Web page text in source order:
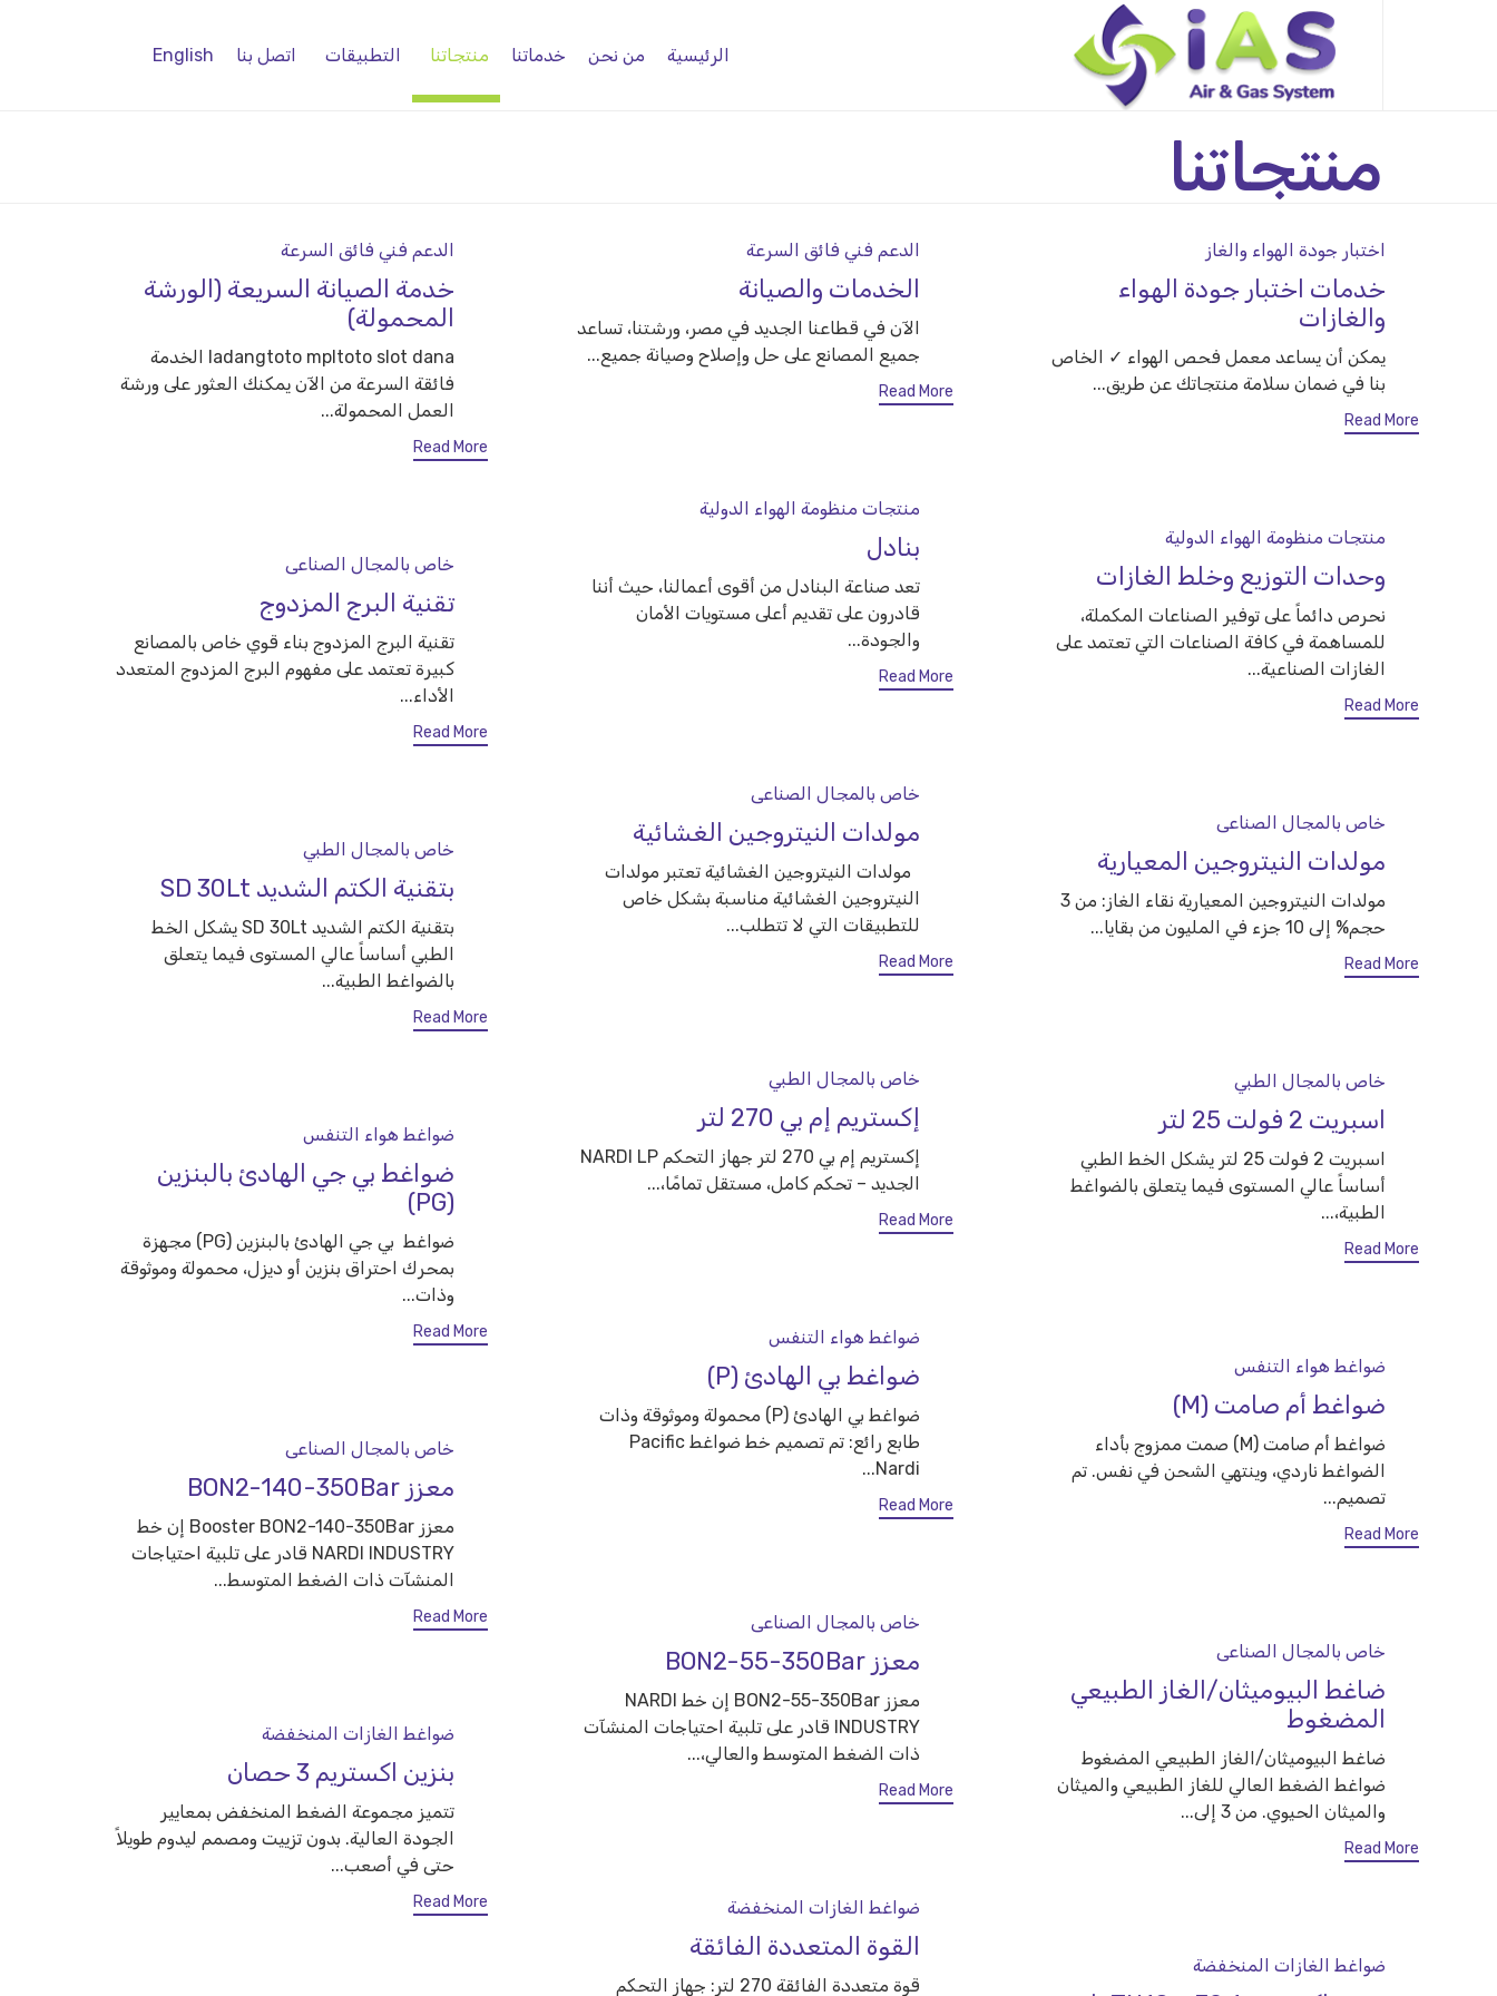
to
content
الرئيسية من نحن خدماتنا منتجاتنا التطبيقات اتصل بنا English
منتجاتنا
Category
الدعم فني فائق السرعة
خدمة الصيانة السريعة (الورشة
المحمولة)
ladangtoto mpltoto slot dana الخدمة
فائقة السرعة من الآن يمكنك العثور على ورشة
العمل المحمولة...
Read More
Category
الدعم فني فائق السرعة
الخدمات والصيانة
الآن في قطاعنا الجديد في مصر، ورشتنا، تساعد
جميع المصانع على حل وإصلاح وصيانة جميع...
Read More
Category
اختبار جودة الهواء والغاز
خدمات اختبار جودة الهواء
والغازات
يمكن أن يساعد معمل فحص الهواء ✓ الخاص
بنا في ضمان سلامة منتجاتك عن طريق...
Read More
Category
منتجات منظومة الهواء الدولية
بنادل
تعد صناعة البنادل من أقوى أعمالنا، حيث أننا
قادرون على تقديم أعلى مستويات الأمان
والجودة...
Read More
Category
منتجات منظومة الهواء الدولية
وحدات التوزيع وخلط الغازات
نحرص دائماً على توفير الصناعات المكملة،
للمساهمة في كافة الصناعات التي تعتمد على
الغازات الصناعية...
Read More
Category
خاص بالمجال الصناعى
تقنية البرج المزدوج
تقنية البرج المزدوج بناء قوي خاص بالمصانع
كبيرة تعتمد على مفهوم البرج المزدوج المتعدد
الأداء...
Read More
Category
خاص بالمجال الصناعى
مولدات النيتروجين الغشائية
مولدات النيتروجين الغشائية تعتبر مولدات
النيتروجين الغشائية مناسبة بشكل خاص
للتطبيقات التي لا تتطلب...
Read More
Category
خاص بالمجال الصناعى
مولدات النيتروجين المعيارية
مولدات النيتروجين المعيارية نقاء الغاز: من 3
حجم% إلى 10 جزء في المليون من بقايا...
Read More
Category
خاص بالمجال الطبي
بتقنية الكتم الشديد SD 30Lt
بتقنية الكتم الشديد SD 30Lt يشكل الخط
الطبي أساساً عالي المستوى فيما يتعلق
بالضواغط الطبية...
Read More
Category
خاص بالمجال الطبي
إكستريم إم بي 270 لتر
إكستريم إم بي 270 لتر جهاز التحكم NARDI LP
الجديد – تحكم كامل، مستقل تمامًا،...
Read More
Category
خاص بالمجال الطبي
اسبريت 2 فولت 25 لتر
اسبريت 2 فولت 25 لتر يشكل الخط الطبي
أساساً عالي المستوى فيما يتعلق بالضواغط
الطبية،...
Read More
Category
ضواغط هواء التنفس
ضواغط بي جي الهادئ بالبنزين
(PG)
ضواغط بي جي الهادئ بالبنزين (PG) مجهزة
بمحرك احتراق بنزين أو ديزل، محمولة وموثوقة
وذات...
Read More Category
ضواغط هواء التنفس
ضواغط بي الهادئ (P)
ضواغط بي الهادئ (P) محمولة وموثوقة وذات
طابع رائع: تم تصميم خط ضواغط Pacific
Nardi...
Read More
Category
ضواغط هواء التنفس
ضواغط أم صامت (M)
ضواغط أم صامت (M) صمت ممزوج بأداء
الضواغط ناردي، وينتهي الشحن في نفس. تم
تصميم...
Read More
Category
خاص بالمجال الصناعى
معزز BON2-140-350Bar
معزز Booster BON2-140-350Bar إن خط
NARDI INDUSTRY قادر على تلبية احتياجات
المنشآت ذات الضغط المتوسط...
Read More Category
خاص بالمجال الصناعى
معزز BON2-55-350Bar
معزز BON2-55-350Bar إن خط NARDI
INDUSTRY قادر على تلبية احتياجات المنشآت
ذات الضغط المتوسط والعالي،...
Read More
Category
خاص بالمجال الصناعى
ضاغط البيوميثان/الغاز الطبيعي
المضغوط
ضاغط البيوميثان/الغاز الطبيعي المضغوط
ضواغط الضغط العالي للغاز الطبيعي والميثان
والميثان الحيوي. من 3 إلى...
Read More
Category
ضواغط الغازات المنخفضة
بنزين اكستريم 3 حصان
تتميز مجموعة الضغط المنخفض بمعايير
الجودة العالية. بدون تزييت ومصمم ليدوم طويلاً
حتى في أصعب...
Read More Category
ضواغط الغازات المنخفضة
القوة المتعددة الفائقة
قوة متعددة الفائقة 270 لتر: جهاز التحكم
Category
ضواغط الغازات المنخفضة